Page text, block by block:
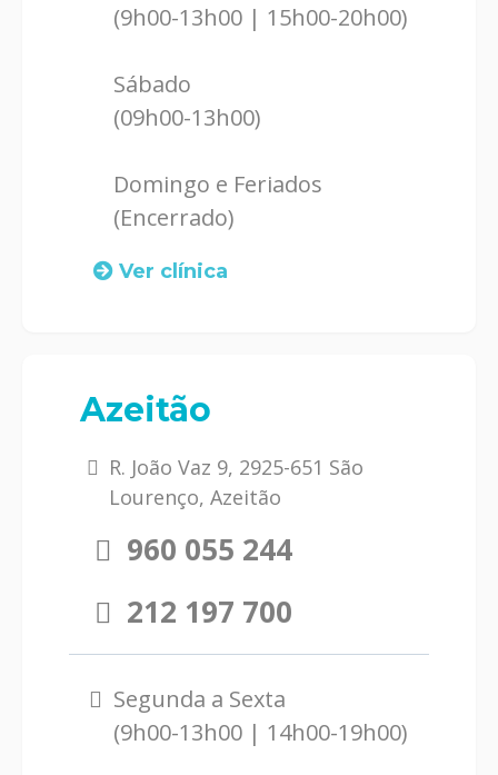
(9h00-13h00 | 15h00-20h00)
Sábado
(09h00-13h00)
Domingo e Feriados
(Encerrado)
Ver clínica
Azeitão
R. João Vaz 9, 2925-651 São
Lourenço, Azeitão
960 055 244
212 197 700
Segunda a Sexta
(9h00-13h00 | 14h00-19h00)